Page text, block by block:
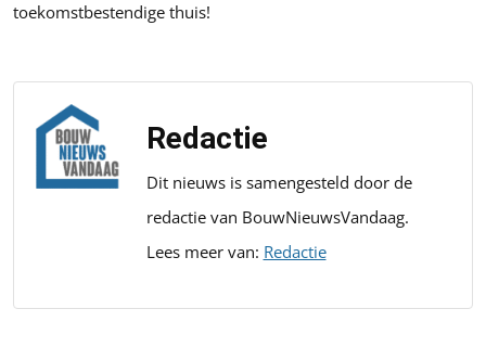
toekomstbestendige thuis!
Redactie
Dit nieuws is samengesteld door de
redactie van BouwNieuwsVandaag.
Lees meer van: Redactie